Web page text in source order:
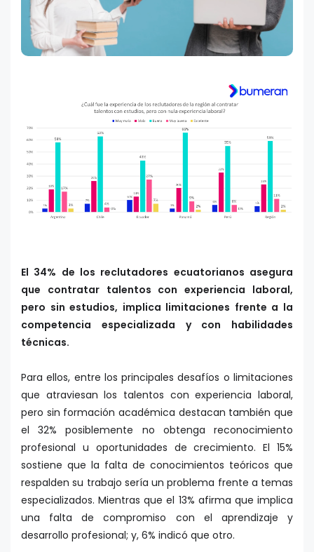
El 34% de los reclutadores ecuatorianos asegura
que contratar talentos con experiencia laboral,
pero sin estudios, implica limitaciones frente a la
competencia especializada y con habilidades
técnicas.
Para ellos, entre los principales desafíos o limitaciones
que atraviesan los talentos con experiencia laboral,
pero sin formación académica destacan también que
el 32% posiblemente no obtenga reconocimiento
profesional u oportunidades de crecimiento. El 15%
sostiene que la falta de conocimientos teóricos que
respalden su trabajo sería un problema frente a temas
especializados. Mientras que el 13% afirma que implica
una falta de compromiso con el aprendizaje y
desarrollo profesional; y, 6% indicó que otro.